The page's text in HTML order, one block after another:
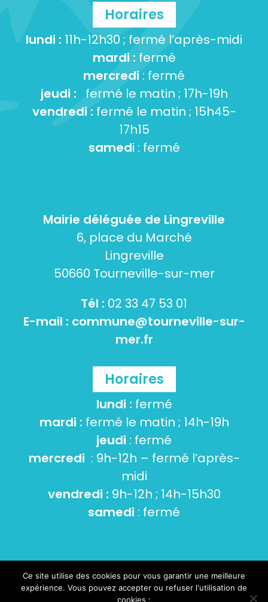
Horaires
lundi : 11h-12h30 ; fermé l’après-midi
mardi : fermé
mercredi : fermé
jeudi : fermé le matin ; 17h-19h
vendredi : fermé le matin ; 15h45-
17h15
samedi : fermé
Mairie déléguée de Lingreville
6, place du Marché
Lingreville
50660 Tourneville-sur-mer
Tél : 02 33 47 53 01
E-mail : commune@tourneville-sur-
mer.fr
Horaires
lundi : fermé
mardi : fermé le matin ; 14h-19h
jeudi : fermé
mercredi : 9h-12h – fermé l’après-
midi
vendredi : 9h-12h ; 14h-15h30
samedi : fermé
© 2026 Tourneville-sur-mer - Mentions Légales-
Cookies et données personnelles
Ce site utilise des cookies pour vous garantir une meilleure
expérience. Vous pouvez accepter ou refuser l'utilisation de
cookies :